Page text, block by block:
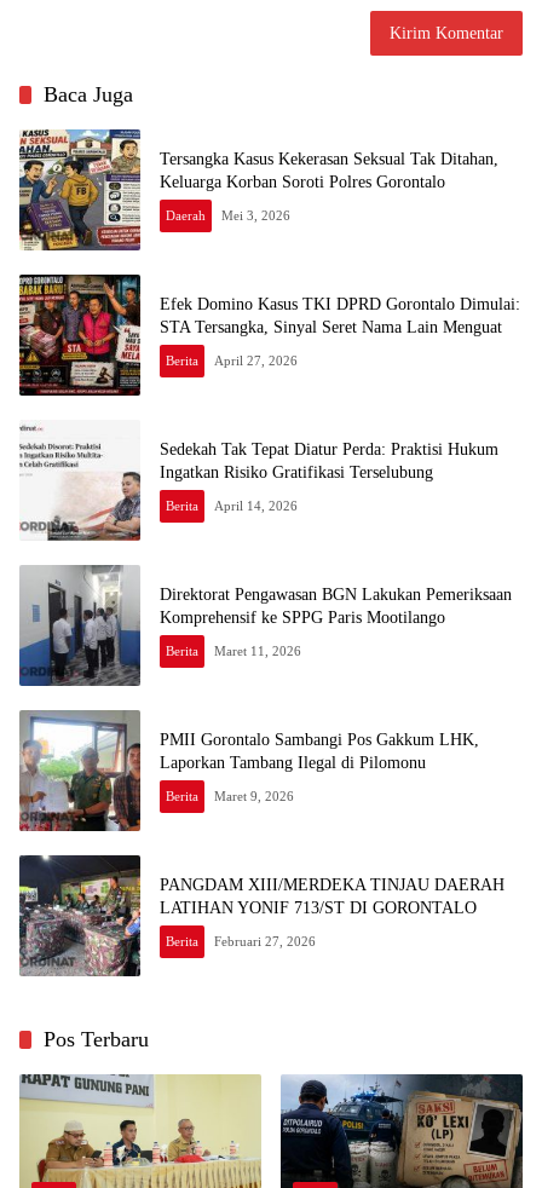
Baca Juga
Tersangka Kasus Kekerasan Seksual Tak Ditahan,
Keluarga Korban Soroti Polres Gorontalo
Daerah Mei 3, 2026
Efek Domino Kasus TKI DPRD Gorontalo Dimulai:
STA Tersangka, Sinyal Seret Nama Lain Menguat
Berita April 27, 2026
Sedekah Tak Tepat Diatur Perda: Praktisi Hukum
Ingatkan Risiko Gratifikasi Terselubung
Berita April 14, 2026
Direktorat Pengawasan BGN Lakukan Pemeriksaan
Berita Maret 11, 2026
PMII Gorontalo Sambangi Pos Gakkum LHK,
Laporkan Tambang Ilegal di Pilomonu
Berita Maret 9, 2026
PANGDAM XIII/MERDEKA TINJAU DAERAH
LATIHAN YONIF 713/ST DI GORONTALO
Berita Februari 27, 2026
Pos Terbaru